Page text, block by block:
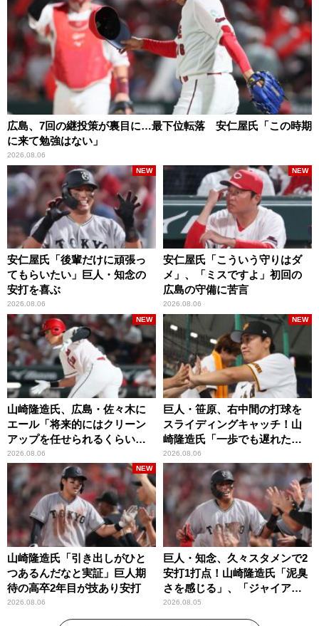
広島、7回の継投策が裏目に…最下位転落 安仁屋氏「この時期
に来て勉強はない」
2026.08.06
安仁屋氏「後輩だけに頑張っ
てもらいたい」巨人・知念の
安打を喜ぶ
2026.08.06
NEW
安仁屋氏「こういう守りはダ
メ」、「ミスですよ」初回の
広島の守備に苦言
2026.08.06
NEW
山崎隆造氏、広島・佐々木に
エール「将来的にはクリーン
アップを任せられるくらいま
では成長して」
2026.08.06
NEW
巨人・笹原、右中間の打球を
スライディングキャッチ！山
崎隆造氏「一歩でも遅れた
ら…」
2026.08.06
NEW
山崎隆造氏「引き出しがひと
つあるんだなと実証」巨人期
待の高卒2年目が技あり安打
2026.08.06
NEW
巨人・知念、久々スタメンで2
安打1打点！山崎隆造氏「泥臭
さを感じる」、「ジャイアン
ツには少ないタイプ」
2026.08.05